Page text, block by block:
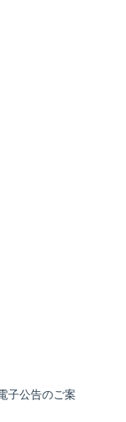
子公告のご案